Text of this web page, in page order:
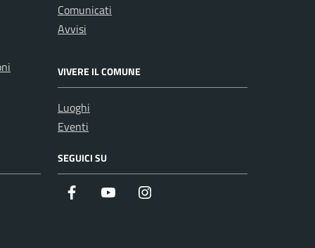
Comunicati
Avvisi
VIVERE IL COMUNE
Luoghi
Eventi
SEGUICI SU
Facebook Youtube